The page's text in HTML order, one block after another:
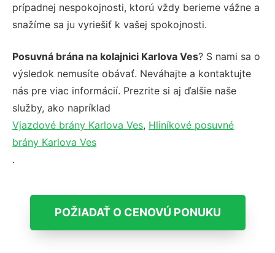
prípadnej nespokojnosti, ktorú vždy berieme vážne a
snažíme sa ju vyriešiť k vašej spokojnosti.
Posuvná brána na kolajnici Karlova Ves? S nami sa o
výsledok nemusíte obávať. Neváhajte a kontaktujte
nás pre viac informácií. Prezrite si aj ďalšie naše
služby, ako napríklad
Vjazdové brány Karlova Ves, Hliníkové posuvné
brány Karlova Ves
.
POŽIADAŤ O CENOVÚ PONUKU